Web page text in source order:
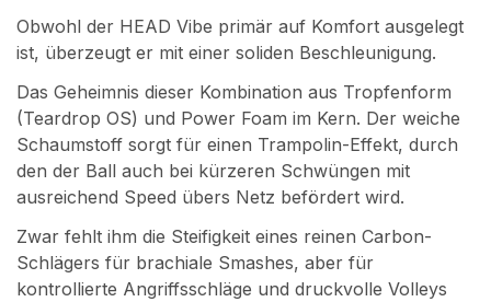
Obwohl der HEAD Vibe primär auf Komfort ausgelegt
ist, überzeugt er mit einer soliden Beschleunigung.
Das Geheimnis dieser Kombination aus Tropfenform
(Teardrop OS) und Power Foam im Kern. Der weiche
Schaumstoff sorgt für einen Trampolin-Effekt, durch
den der Ball auch bei kürzeren Schwüngen mit
ausreichend Speed übers Netz befördert wird.
Zwar fehlt ihm die Steifigkeit eines reinen Carbon-
Schlägers für brachiale Smashes, aber für
kontrollierte Angriffsschläge und druckvolle Volleys